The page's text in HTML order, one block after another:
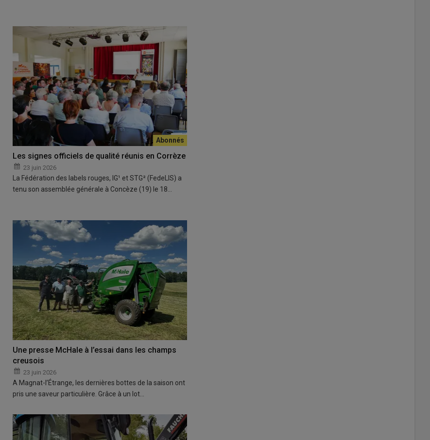
Les signes officiels de qualité réunis en Corrèze
23 juin 2026
La Fédération des labels rouges, IG¹ et STG² (FedeLIS) a
tenu son assemblée générale à Concèze (19) le 18…
Une presse McHale à l’essai dans les champs
creusois
23 juin 2026
A Magnat-l’Étrange, les dernières bottes de la saison ont
pris une saveur particulière. Grâce à un lot…